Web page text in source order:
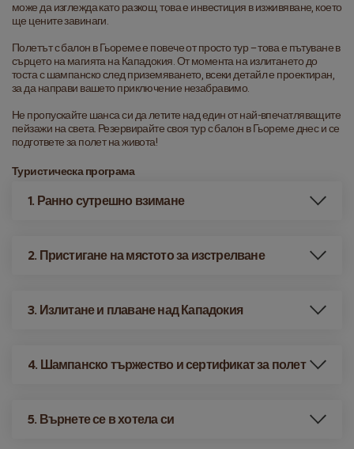
може да изглежда като разкош, това е инвестиция в изживяване, което
ще цените завинаги.
Полетът с балон в Гьореме е повече от просто тур – това е пътуване в
сърцето на магията на Кападокия. От момента на излитането до
тоста с шампанско след приземяването, всеки детайл е проектиран,
за да направи вашето приключение незабравимо.
Не пропускайте шанса си да летите над един от най-впечатляващите
пейзажи на света. Резервирайте своя тур с балон в Гьореме днес и се
подгответе за полет на живота!
Туристическа програма
1. Ранно сутрешно взимане
2. Пристигане на мястото за изстрелване
3. Излитане и плаване над Кападокия
4. Шампанско тържество и сертификат за полет
5. Върнете се в хотела си